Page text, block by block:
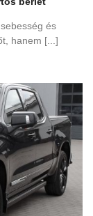
és
hanem [...]